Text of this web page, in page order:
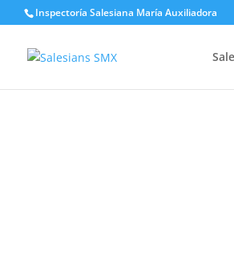
Gestionar el consentimiento de las cookies
Inspectoría Salesiana María Auxiliadora